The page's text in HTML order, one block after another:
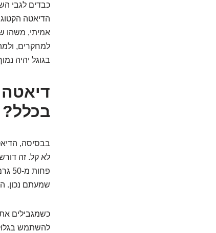
כבדים לגבי
הדיאטה
אמיתי, משהו
למחקרים,
בגוגל יהיה
בכלל?
בבסיסה,
לא קל. זה
שמעתם נכון.
כשמגבילים
להשתמש